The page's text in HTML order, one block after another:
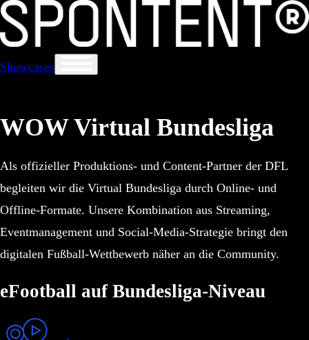
Showcases
WOW Virtual Bundesliga
Als offizieller Produktions- und Content-Partner der DFL
begleiten wir die Virtual Bundesliga durch Online- und
Offline-Formate. Unsere Kombination aus Streaming,
Eventmanagement und Social-Media-Strategie bringt den
digitalen Fußball-Wettbewerb näher an die Community.
eFootball auf Bundesliga-Niveau